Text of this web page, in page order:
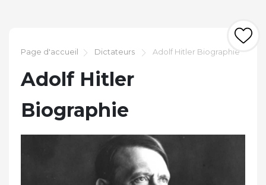
Page d'accueil Dictateurs Adolf Hitler Biographie
Adolf Hitler
Biographie